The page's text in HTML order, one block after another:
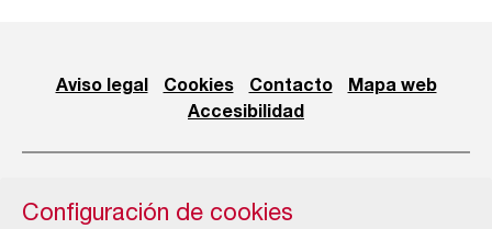
Aviso legal Cookies Contacto
Mapa web
Accesibilidad
Configuración de cookies